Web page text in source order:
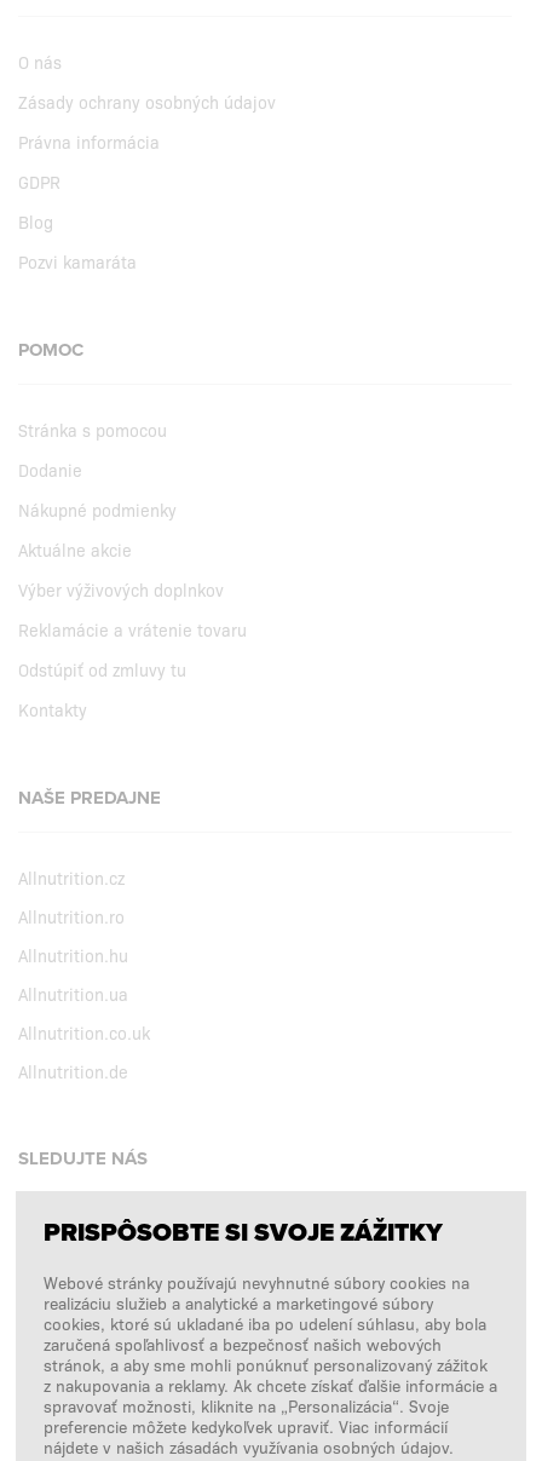
O nás
Zásady ochrany osobných údajov
Právna informácia
GDPR
Blog
Pozvi kamaráta
POMOC
Stránka s pomocou
Dodanie
Nákupné podmienky
Aktuálne akcie
Výber výživových doplnkov
Reklamácie a vrátenie tovaru
Odstúpiť od zmluvy tu
Kontakty
NAŠE PREDAJNE
Allnutrition.cz
Allnutrition.ro
Allnutrition.hu
Allnutrition.ua
Allnutrition.co.uk
Allnutrition.de
SLEDUJTE NÁS
Facebook
Instagram
Copyright © 2026 SFD S. A.
PLATBY SPRACÚVA
PRISPÔSOBTE SI SVOJE ZÁŽITKY
Webové stránky používajú nevyhnutné súbory cookies na
realizáciu služieb a analytické a marketingové súbory
cookies, ktoré sú ukladané iba po udelení súhlasu, aby bola
zaručená spoľahlivosť a bezpečnosť našich webových
stránok, a aby sme mohli ponúknuť personalizovaný zážitok
z nakupovania a reklamy. Ak chcete získať ďalšie informácie a
spravovať možnosti, kliknite na „Personalizácia“. Svoje
preferencie môžete kedykoľvek upraviť. Viac informácií
nájdete v našich zásadách využívania osobných údajov.